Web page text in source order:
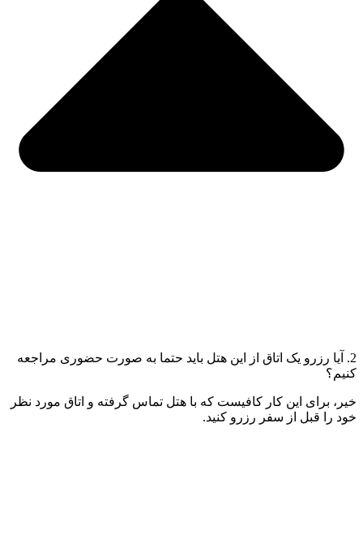
2. آیا رزرو یک اتاق از این هتل باید حتما به صورت حضوری مراجعه
کنیم؟
خیر، برای این کار کافیست که با هتل تماس گرفته و اتاق مورد نظر
خود را قبل از سفر رزرو کنید.